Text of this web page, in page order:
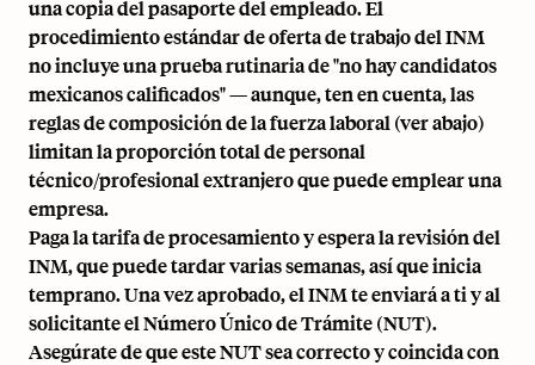
una copia del pasaporte del empleado. El
procedimiento estándar de oferta de trabajo del INM
no incluye una prueba rutinaria de "no hay candidatos
mexicanos calificados" — aunque, ten en cuenta, las
reglas de composición de la fuerza laboral (ver abajo)
limitan la proporción total de personal
técnico/profesional extranjero que puede emplear una
empresa.
Paga la tarifa de procesamiento y espera la revisión del
INM, que puede tardar varias semanas, así que inicia
temprano. Una vez aprobado, el INM te enviará a ti y al
solicitante el Número Único de Trámite (NUT).
Asegúrate de que este NUT sea correcto y coincida con